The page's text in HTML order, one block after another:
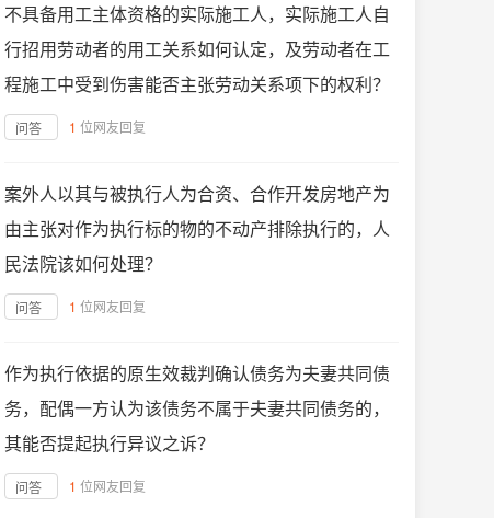
不具备用工主体资格的实际施工人，实际施工人自
行招用劳动者的用工关系如何认定，及劳动者在工
程施工中受到伤害能否主张劳动关系项下的权利？
问答 1 位网友回复
案外人以其与被执行人为合资、合作开发房地产为
由主张对作为执行标的物的不动产排除执行的，人
民法院该如何处理？
问答 1 位网友回复
作为执行依据的原生效裁判确认债务为夫妻共同债
务，配偶一方认为该债务不属于夫妻共同债务的，
其能否提起执行异议之诉？
问答 1 位网友回复